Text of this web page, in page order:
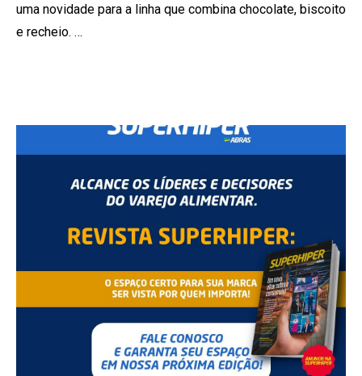
uma novidade para a linha que combina chocolate, biscoito
e recheio. …